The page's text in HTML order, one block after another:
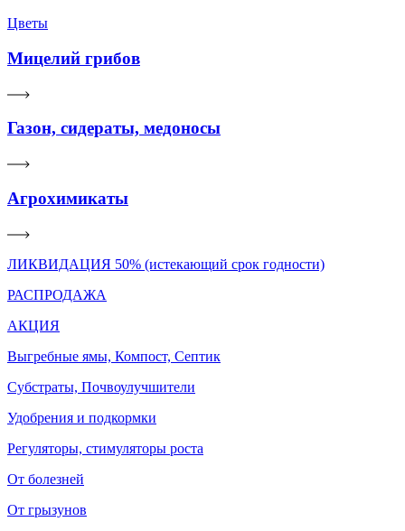
Цветы
Мицелий грибов
Газон, сидераты, медоносы
Агрохимикаты
ЛИКВИДАЦИЯ 50% (истекающий срок годности)
РАСПРОДАЖА
АКЦИЯ
Выгребные ямы, Компост, Септик
Субстраты, Почвоулучшители
Удобрения и подкормки
Регуляторы, стимуляторы роста
От болезней
От грызунов